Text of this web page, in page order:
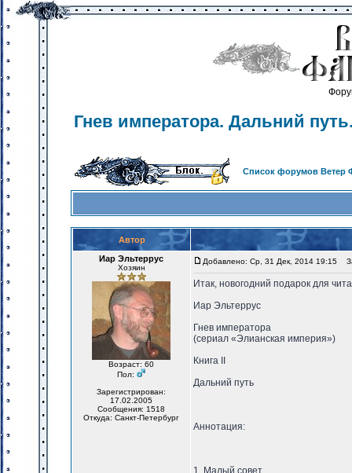
Гнев императора. Дальний
Список форумов Ветер
Автор
Иар Эльтеррус
Хозяин
Возраст: 60
Пол:
Зарегистрирован:
17.02.2005
Сообщения: 1518
Откуда: Санкт-Петербург
Добавлено: Ср, 31 Дек, 2014 19:15
Итак, новогодний подарок для
Иар Эльтеррус
Гнев императора
(сериал «Элианская империя»)
Книга II
Дальний путь
Аннотация:
1. Малый совет